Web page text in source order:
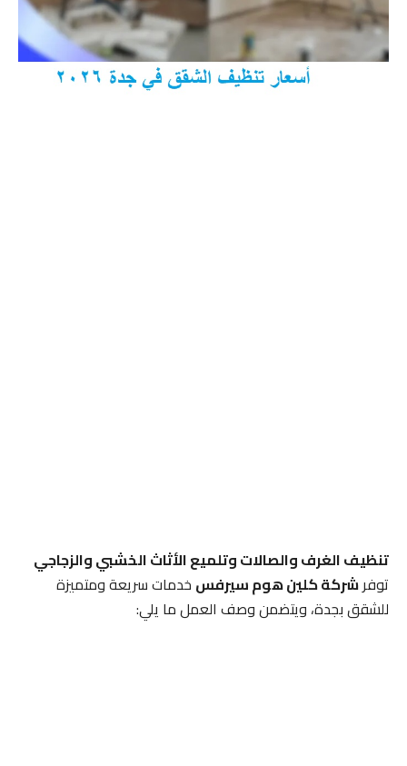
تنظيف الغرف والصالات وتلميع الأثاث الخشبي والزجاجي
توفرشركة كلين هوم سيرفسخدمات سريعة ومتميزة
للشقق بجدة، ويتضمن وصف العمل ما يلي: